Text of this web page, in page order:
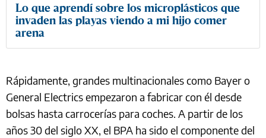
Lo que aprendí sobre los microplásticos que
invaden las playas viendo a mi hijo comer
arena
Rápidamente, grandes multinacionales como Bayer o
General Electrics empezaron a fabricar con él desde
bolsas hasta carrocerías para coches. A partir de los
años 30 del siglo XX, el BPA ha sido el componente del